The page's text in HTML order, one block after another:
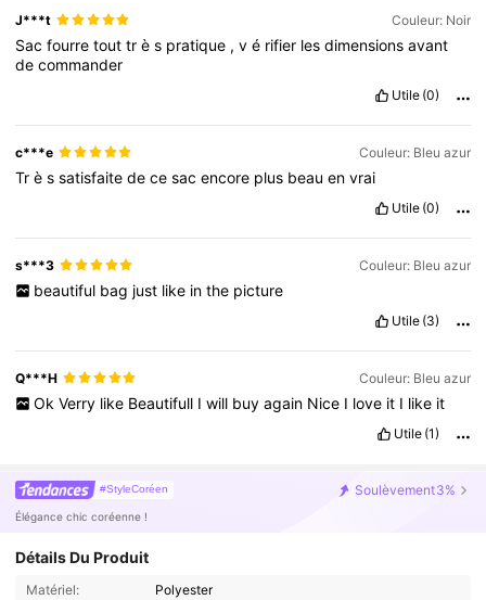
J***t Couleur: Noir
Sacfourretouttrès pratique ,vé rifier lesdimensionsavant
decommander
Utile (0)
c***e Couleur: Bleu azur
Trèssatisfaitedecesacencore plus beauenvrai
Utile (0)
s***3 Couleur: Bleu azur
beautiful bag just like in the picture
Utile (3)
Q***H Couleur: Bleu azur
Ok Verry like Beautifull I will buy again Nice I love it I like it
Utile (1)
#StyleCoréen Soulèvement3%
Élégance chic coréenne !
Détails Du Produit
Matériel:
Polyester